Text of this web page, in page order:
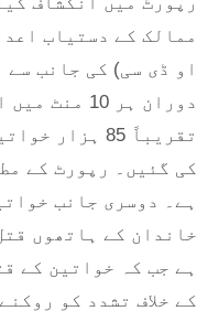
دوران
ہے جب کہ خواتین کے
کے خلاف تشدد کو